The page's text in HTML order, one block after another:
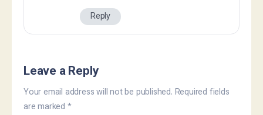
Reply
Leave a Reply
Your email address will not be published. Required fields
are marked *